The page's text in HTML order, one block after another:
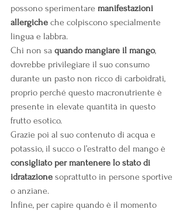
possono sperimentare manifestazioni
allergiche che colpiscono specialmente
lingua e labbra.
Chi non sa quando mangiare il mango,
dovrebbe privilegiare il suo consumo
durante un pasto non ricco di carboidrati,
proprio perché questo macronutriente è
presente in elevate quantità in questo
frutto esotico.
Grazie poi al suo contenuto di acqua e
potassio, il succo o l’estratto del mango è
consigliato per mantenere lo stato di
idratazione soprattutto in persone sportive
o anziane.
Infine, per capire quando è il momento